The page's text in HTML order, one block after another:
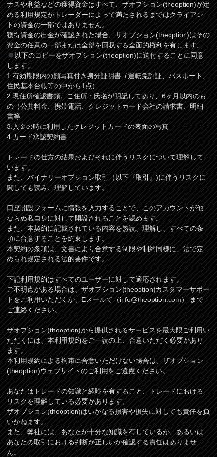
ナスや利益などの獲得資金はすべて、ザオプション(theoption)が定
める利用規定がトレーダーによって満たされるまではクライアン
トの資金の一部ではありません。
獲得資金の出金が確認された場合、ザオプション(theoption)はその
資金の任意の一部または全部を回収する全面的権利を有します。
以下のコピーをザオプション(theoption)に送付することに同意
します。
1.有効期限内の顔写真付き身分証明書（運転免許証、パスポート、
住民基本台帳等の中から1点）
2.現住所確認書類。ご住所・氏名が明記してあり、6ヶ月以内のも
の（公共料金、携帯電話、クレジットカード会社の請求書、明細
書等
3.入金の時に利用したクレジットカードの表面の写真
4.カード承認契約書
トレードの仕方の結果およびそれに伴うリスクについて理解して
います。
また、バイナリーオプション取引（以下『取引』)に伴うリスクに
関しても読み、理解しています。
口座開設フォームに情報を入力することで、このアカウントが他
ならぬ私自身に対して開設されることを認めます。
また、本契約に記載されている内容を熟読、理解し、すべての条
項に合意することを約束します。
本契約の条項は、文書により合意する制限や制約同様に、法で定
められ規定される法的要件です。
下記利用規約はすべてのユーザーに対して適応されます。
ご不明点がある場合は、ザオプション(theoption)カスタマーサポー
トをご利用いただくか、Eメールで（info@theoption.com） まで
ご連絡ください。
ザオプション(theoption)から提供されるサービスを最大限ご利用い
ただくには、本利用規約をご一読の上、合意いただく必要があり
ます。
本利用規約による拘束に合意いただけない場合は、ザオプション
(theoption)ウェブサイトのご利用をご遠慮ください。
あなたはトレードの知識と経験を有すること、トレードにおける
リスクを理解している必要があります。
ザオプション(theoption)はいかなる損害や損失に対しても責任を負
いかねます。
また、弊社には、あなたが十分な知識を有しているか、あるいは
あなたの取引における判断が正しいか確認する責任はありませ
ん。